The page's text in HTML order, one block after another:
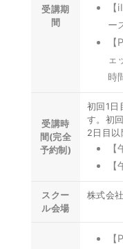
受講期
間
ー
ェ
時
受講時
間(完全
予約制)
初回1日
す。初
2日目以
スクー
ル会場
株式会